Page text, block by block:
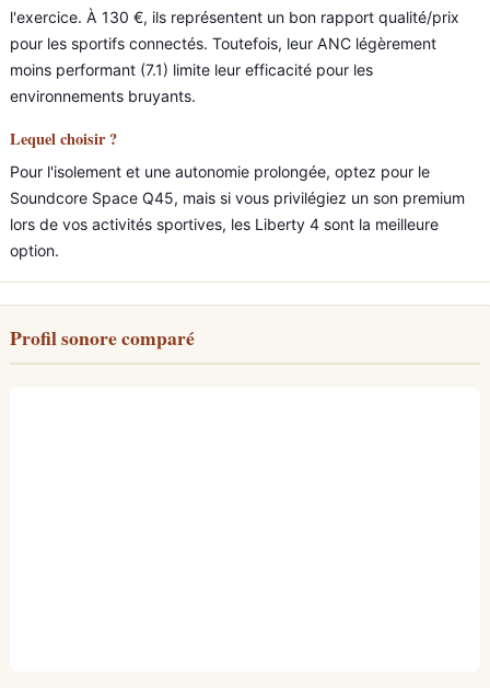
l'exercice. À 130 €, ils représentent un bon rapport qualité/prix
pour les sportifs connectés. Toutefois, leur ANC légèrement
moins performant (7.1) limite leur efficacité pour les
environnements bruyants.
Lequel choisir ?
Pour l'isolement et une autonomie prolongée, optez pour le
Soundcore Space Q45, mais si vous privilégiez un son premium
lors de vos activités sportives, les Liberty 4 sont la meilleure
option.
Profil sonore comparé